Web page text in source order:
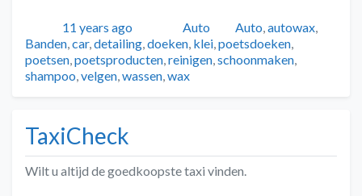
Geplaatst
11 years ago AuteurCategorieën
Auto Tags
Auto autowax
Banden car, detailing doeken klei poetsdoeken
poetsen poetsproducten reinigen schoonmaken
shampoo velgen wassen wax
TaxiCheck
Wilt u altijd de goedkoopste taxi vinden.